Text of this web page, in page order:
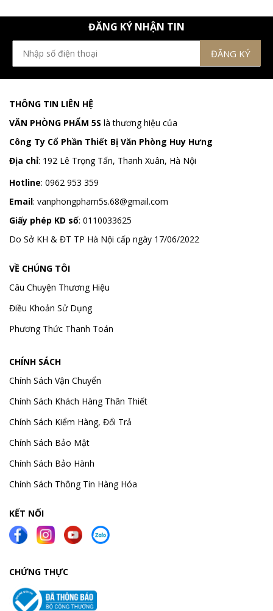
ĐĂNG KÝ NHẬN TIN
THÔNG TIN LIÊN HỆ
VĂN PHÒNG PHẨM 5S là thương hiệu của
Công Ty Cổ Phần Thiết Bị Văn Phòng Huy Hưng
Địa chỉ: 192 Lê Trọng Tấn, Thanh Xuân, Hà Nội
Hotline: 0962 953 359
Email: vanphongpham5s.68@gmail.com
Giấy phép KD số: 0110033625
Do Sở KH & ĐT TP Hà Nội cấp ngày 17/06/2022
VỀ CHÚNG TÔI
Câu Chuyện Thương Hiệu
Điều Khoản Sử Dụng
Phương Thức Thanh Toán
CHÍNH SÁCH
Chính Sách Vận Chuyển
Chính Sách Khách Hàng Thân Thiết
Chính Sách Kiểm Hàng, Đổi Trả
Chính Sách Bảo Mật
Chính Sách Bảo Hành
Chính Sách Thông Tin Hàng Hóa
KẾT NỐI
CHỨNG THỰC